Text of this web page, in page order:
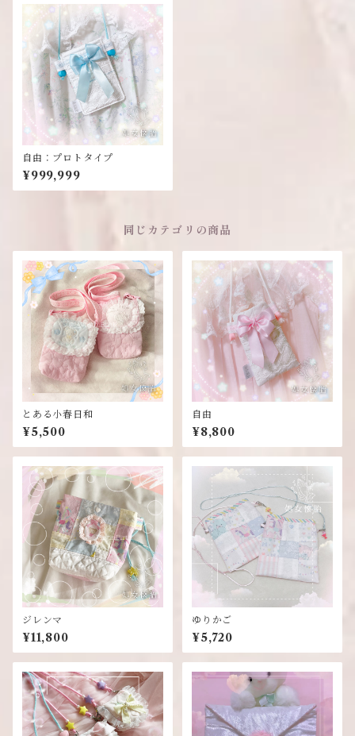
自由：プロトタイプ
¥999,999
同じカテゴリの商品
とある小春日和
¥5,500
自由
¥8,800
ジレンマ
¥11,800
ゆりかご
¥5,720